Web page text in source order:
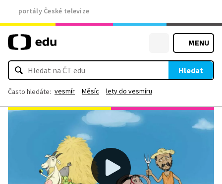
portály České televize
MENU
Hledat
Často hledáte: vesmír Měsíc lety do vesmíru